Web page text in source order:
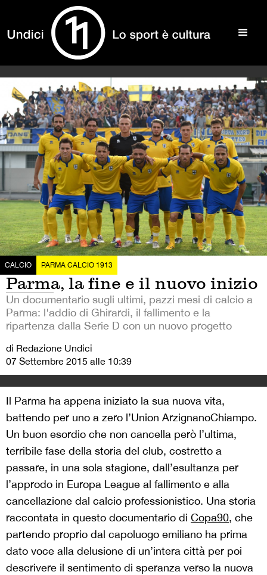
CALCIO PARMA CALCIO 1913
Parma, la fine e il nuovo inizio
Un documentario sugli ultimi, pazzi mesi di calcio a
Parma: l'addio di Ghirardi, il fallimento e la
ripartenza dalla Serie D con un nuovo progetto
di Redazione Undici
07 Settembre 2015 alle 10:39
Il Parma ha appena iniziato la sua nuova vita,
battendo per uno a zero l’Union ArzignanoChiampo.
Un buon esordio che non cancella però l’ultima,
terribile fase della storia del club, costretto a
passare, in una sola stagione, dall’esultanza per
l’approdo in Europa League al fallimento e alla
cancellazione dal calcio professionistico. Una storia
raccontata in questo documentario di Copa90, che
partendo proprio dal capoluogo emiliano ha prima
dato voce alla delusione di un’intera città per poi
descrivere il sentimento di speranza verso la nuova